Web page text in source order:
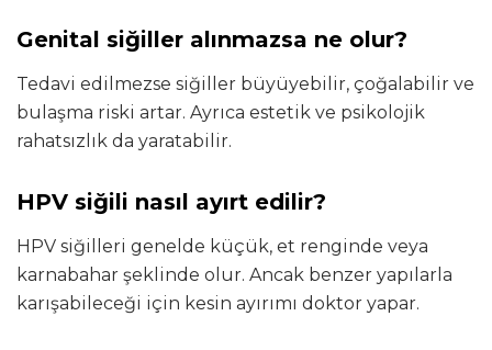
Genital siğiller alınmazsa ne olur?
Tedavi edilmezse siğiller büyüyebilir, çoğalabilir ve
bulaşma riski artar. Ayrıca estetik ve psikolojik
rahatsızlık da yaratabilir.
HPV siğili nasıl ayırt edilir?
HPV siğilleri genelde küçük, et renginde veya
karnabahar şeklinde olur. Ancak benzer yapılarla
karışabileceği için kesin ayırımı doktor yapar.